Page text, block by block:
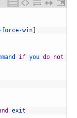
force-win]
if you do not
exit